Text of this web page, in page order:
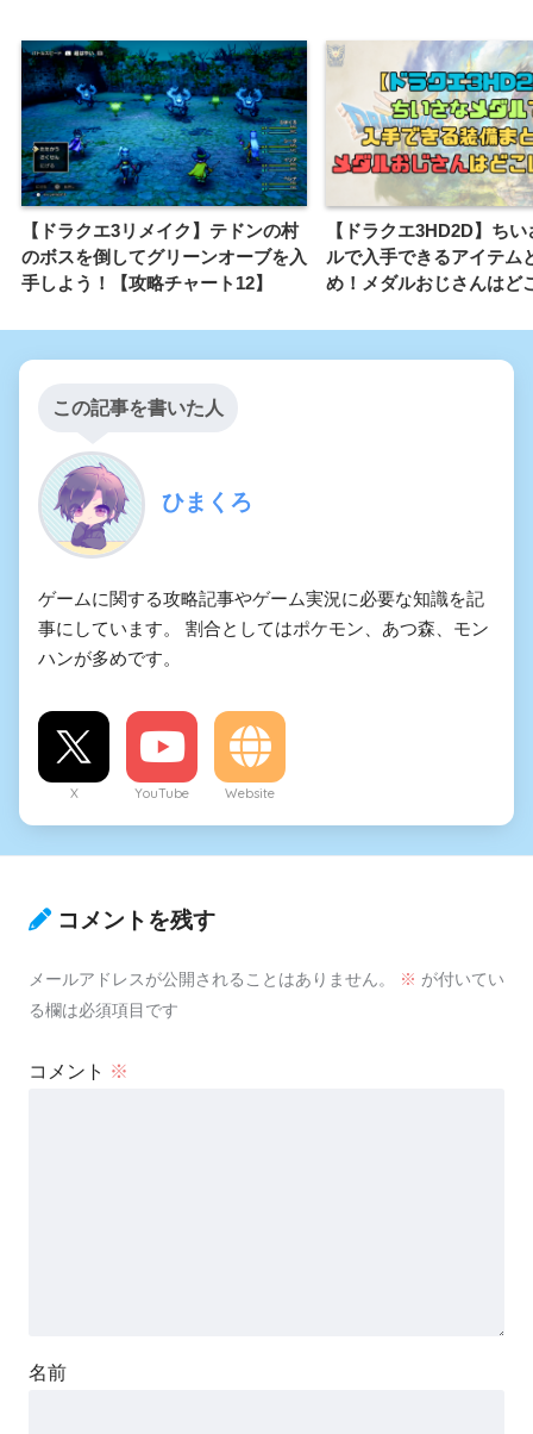
【ドラクエ3リメイク】テドンの村
のボスを倒してグリーンオーブを入
手しよう！【攻略チャート12】
【ドラクエ3HD2D】ち
ルで入手できるアイテム
め！メダルおじさんはど
この記事を書いた人
ひまくろ
ゲームに関する攻略記事やゲーム実況に必要な知識を記
事にしています。 割合としてはポケモン、あつ森、モン
ハンが多めです。
X YouTube Website
コメントを残す
メールアドレスが公開されることはありません。 ※ が付いてい
る欄は必須項目です
コメント ※
名前